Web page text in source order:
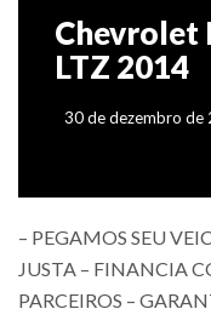
Chevrolet
LTZ 2014
30 de dezembro de
– PEGAMOS SEU
JUSTA – FINANCIA
PARCEIROS –